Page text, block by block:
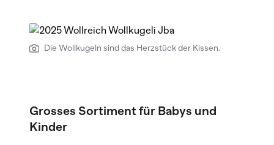
Die Wollkugeln sind das Herzstück der Kissen.
Grosses Sortiment für Babys und
Kinder